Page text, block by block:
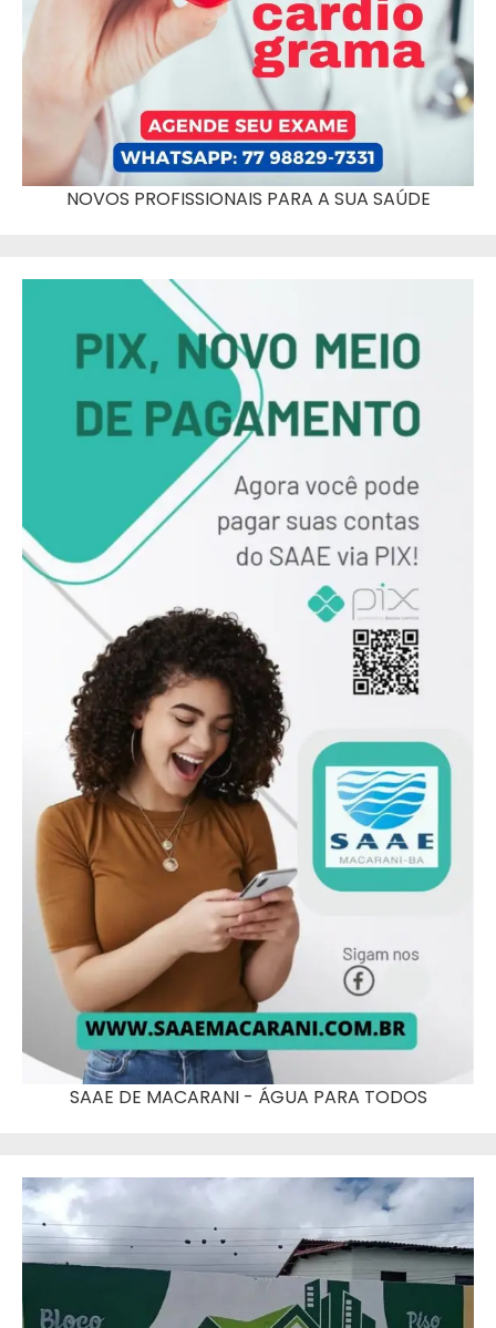
NOVOS PROFISSIONAIS PARA A SUA SAÚDE
SAAE DE MACARANI - ÁGUA PARA TODOS